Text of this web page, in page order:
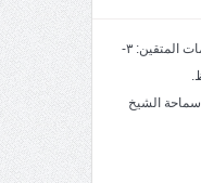
خطبة الجمعةسمات المتقين: ٣-
2/1447.سماحة الشيخ